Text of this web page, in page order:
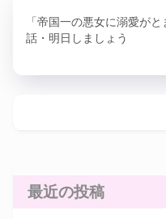
「帝国一の悪女に溺愛が
話・明日しましょう
最近の投稿